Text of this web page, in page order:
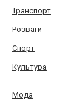
Транспорт
Розваги
Спорт
Культура
Мода